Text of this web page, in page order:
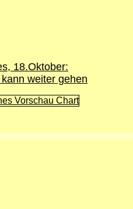
18.Oktober:
weiter gehen